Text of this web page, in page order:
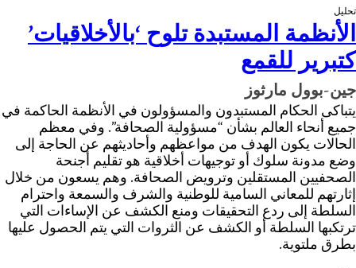
تحليل
الأنظمة المستبدة تلوح ‘بالأخلاقيات’
كتبرير للقمع
جين-بوول مارثوز
يتباكى الحكام المستبدون والمسؤولون في الأنظمة الحاكمة في
جميع أنحاء العالم بشأن “مسؤولية الصحافة”. وفي معظم
الحالات يكون الهدف من مواعظهم وأحاديثهم عن الحاجة إلى
وضع مدونة سلوك أو توجيهات أخلاقية هو تقليم أجنحة
الصحفيين المستقلين وترويض الصحافة. وهم يسعون من خلال
إثارتهم للمعاني السامية للوطنية والشرف والسمعة واحترام
السلطة إلى ردع التحقيقات ومنع الكشف عن الإساءات التي
ترتكبها السلطة أو الكشف عن الثروات التي يتم الحصول عليها
بطرق ملتوية.